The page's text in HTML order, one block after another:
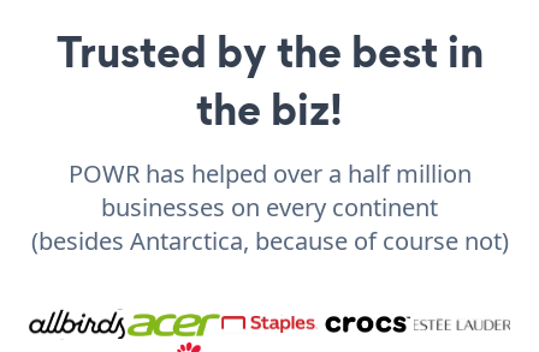
Trusted by the best in
the biz!
POWR has helped over a half million
businesses on every continent
(besides Antarctica, because of course not)